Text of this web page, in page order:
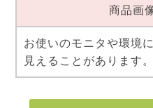
商品画
お使いのモニタや環境
見えることがあります